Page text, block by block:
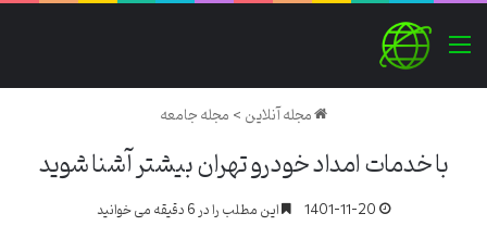
منو
مجله آنلاین>مجله جامعه
با خدمات امداد خودرو تهران بیشتر آشنا شوید
1401-11-20 این مطلب را در 6 دقیقه می خوانید